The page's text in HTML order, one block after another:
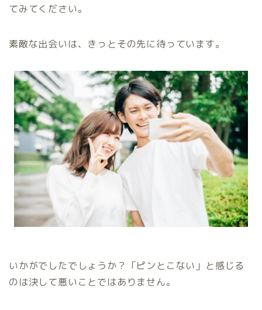
てみてください。
素敵な出会いは、きっとその先に待っています。
いかがでしたでしょうか？「ピンとこない」と感じる
のは決して悪いことではありません。